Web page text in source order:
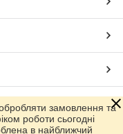
замовлення та
роботи сьогодні
в найближчий